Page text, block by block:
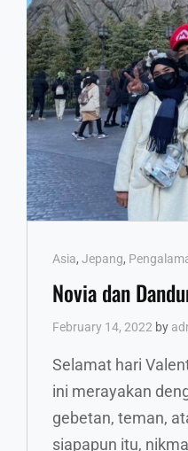
Cat
Links
Asia, Jepang,
Novia dan
February 14, 2022 by
Selamat hari
ini merayakan
gebetan, teman,
siapapun itu,